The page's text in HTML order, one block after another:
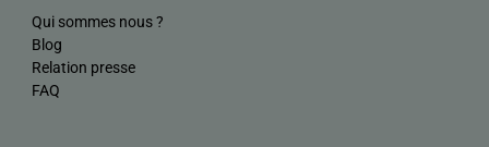
Qui sommes nous ?
Blog
Relation presse
FAQ